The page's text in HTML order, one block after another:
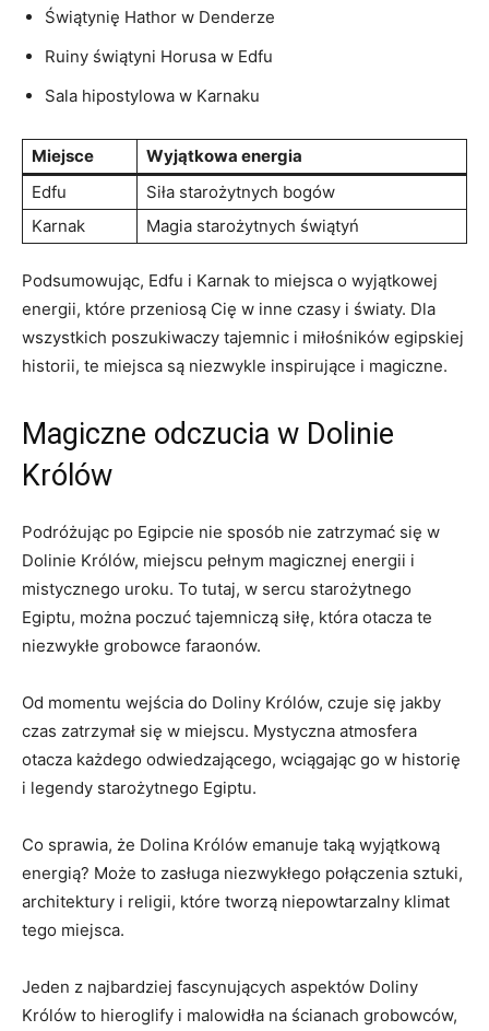
Świątynię Hathor w Denderze
Ruiny świątyni ‌Horusa w​ Edfu
Sala hipostylowa w Karnaku
Miejsce
Wyjątkowa energia
Edfu
Siła starożytnych ‍bogów
Karnak
Magia‍ starożytnych⁤ świątyń
Podsumowując, Edfu i Karnak to miejsca⁢ o wyjątkowej
energii, które przeniosą Cię w inne ⁣czasy i światy. Dla
wszystkich poszukiwaczy tajemnic ⁤i miłośników egipskiej
historii, te miejsca są ‌niezwykle inspirujące ⁤i⁤ magiczne.
Magiczne odczucia w Dolinie⁤
Królów
Podróżując po ​Egipcie nie sposób⁣ nie​ zatrzymać się‌ w ​
Dolinie Królów, miejscu‌ pełnym magicznej energii⁣ i⁤
mistycznego uroku.⁣ To tutaj, ‌w sercu starożytnego
Egiptu, można ‌poczuć⁢ tajemniczą siłę, która otacza te
⁢niezwykłe grobowce ‍faraonów.
Od momentu wejścia‌ do Doliny ⁢Królów, czuje się ​jakby
czas zatrzymał się w ⁤miejscu. Mystyczna atmosfera
otacza każdego odwiedzającego, wciągając go w historię
i legendy‌ starożytnego ‌Egiptu.
Co​ sprawia,⁤ że⁢ Dolina⁣ Królów emanuje taką‌ wyjątkową
energią? Może to‍ zasługa niezwykłego połączenia sztuki,
architektury⁤ i religii, które tworzą niepowtarzalny ⁣klimat
tego miejsca.
Jeden z​ najbardziej fascynujących⁣ aspektów Doliny‍
Królów to hieroglify i malowidła ⁢na ścianach grobowców,